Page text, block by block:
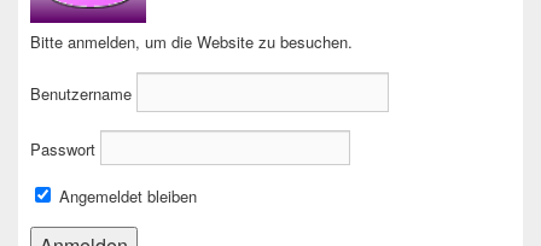
Bitte anmelden, um die Website zu besuchen.
Benutzername
Passwort
Angemeldet bleiben